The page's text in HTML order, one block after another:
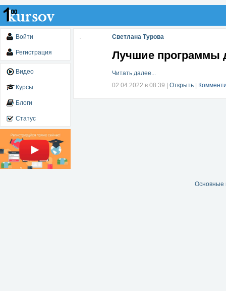
Войти
Регистрация
Видео
Курсы
Блоги
Статус
Светлана Турова
Лучшие программы
Читать далее...
02.04.2022 в 08:39
Открыть
Основные